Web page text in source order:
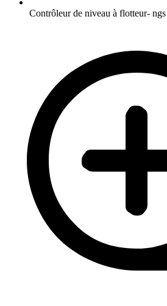
Contrôleur de niveau à flotteur- ngs